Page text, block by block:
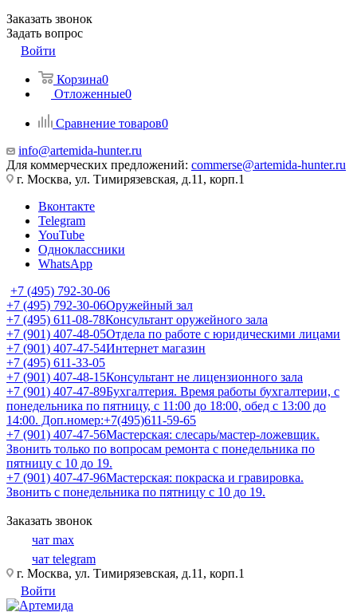
Заказать звонок
Задать вопрос
Войти
Корзина0
Отложенные0
Сравнение товаров0
info@artemida-hunter.ru
Для коммерческих предложений: commerse@artemida-hunter.ru
г. Москва, ул. Тимирязевская, д.11, корп.1
Вконтакте
Telegram
YouTube
Одноклассники
WhatsApp
+7 (495) 792-30-06
+7 (495) 792-30-06Оружейный зал
+7 (495) 611-08-78Консультант оружейного зала
+7 (901) 407-48-05Отдела по работе с юридическими лицами
+7 (901) 407-47-54Интернет магазин
+7 (495) 611-33-05
+7 (901) 407-48-15Консультант не лицензионного зала
+7 (901) 407-47-89Бухгалтерия. Время работы бухгалтерии, с
понедельника по пятницу, с 11:00 до 18:00, обед с 13:00 до
14:00. Доп.номер:+7(495)611-59-65
+7 (901) 407-47-56Мастерская: слесарь/мастер-ложевщик.
Звонить только по вопросам ремонта с понедельника по
пятницу с 10 до 19.
+7 (901) 407-47-96Мастерская: покраска и гравировка.
Звонить с понедельника по пятницу с 10 до 19.
Заказать звонок
чат max
чат telegram
г. Москва, ул. Тимирязевская, д.11, корп.1
Войти